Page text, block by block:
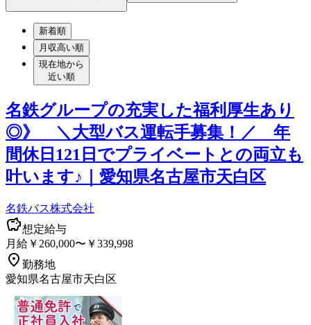
新着順
月収高い順
現在地から
近い順
名鉄グループの充実した福利厚生あり
◎》 ＼大型バス運転手募集！／ 年
間休日121日でプライベートとの両立も
叶います♪｜愛知県名古屋市天白区
名鉄バス株式会社
想定給与
月給￥260,000〜￥339,998
勤務地
愛知県名古屋市天白区